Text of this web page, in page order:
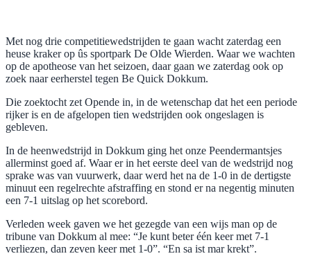
Met nog drie competitiewedstrijden te gaan wacht zaterdag een
heuse kraker op ûs sportpark De Olde Wierden. Waar we wachten
op de apotheose van het seizoen, daar gaan we zaterdag ook op
zoek naar eerherstel tegen Be Quick Dokkum.
Die zoektocht zet Opende in, in de wetenschap dat het een periode
rijker is en de afgelopen tien wedstrijden ook ongeslagen is
gebleven.
In de heenwedstrijd in Dokkum ging het onze Peendermantsjes
allerminst goed af. Waar er in het eerste deel van de wedstrijd nog
sprake was van vuurwerk, daar werd het na de 1-0 in de dertigste
minuut een regelrechte afstraffing en stond er na negentig minuten
een 7-1 uitslag op het scorebord.
Verleden week gaven we het gezegde van een wijs man op de
tribune van Dokkum al mee: “Je kunt beter één keer met 7-1
verliezen, dan zeven keer met 1-0”. “En sa ist mar krekt”.